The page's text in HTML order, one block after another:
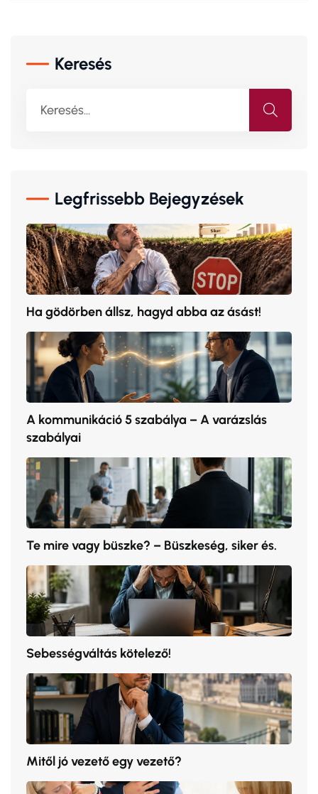
Keresés
Legfrissebb Bejegyzések
Ha gödörben állsz, hagyd abba az ásást!
A kommunikáció 5 szabálya – A varázslás
szabályai
Te mire vagy büszke? – Büszkeség, siker és.
Sebességváltás kötelező!
Mitől jó vezető egy vezető?